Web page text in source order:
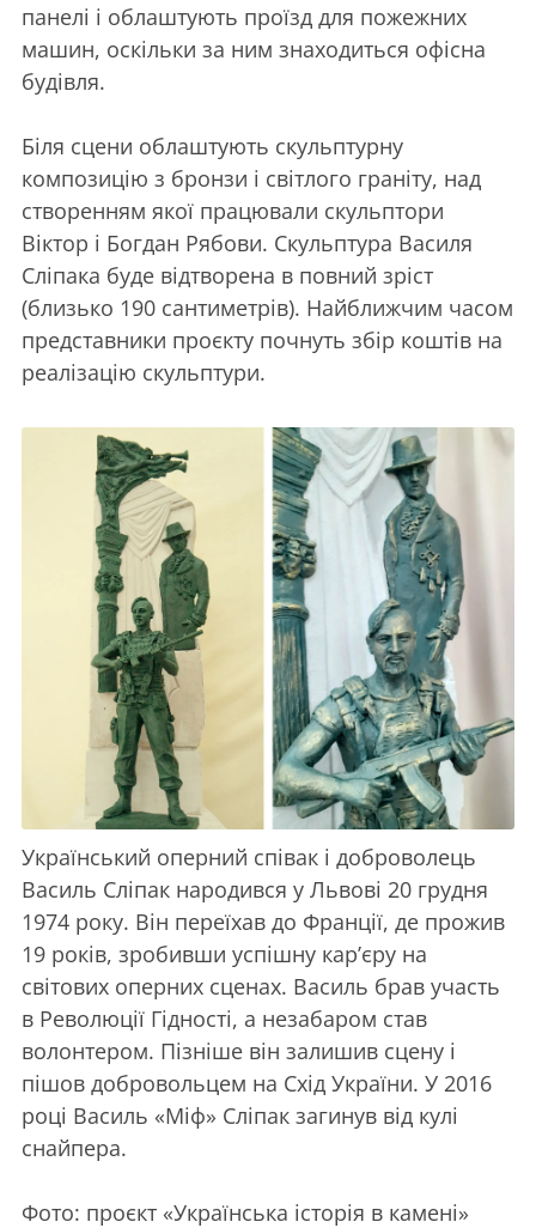
панелі і облаштують проїзд для пожежних
машин, оскільки за ним знаходиться офісна
будівля.
Біля сцени облаштують скульптурну
композицію з бронзи і світлого граніту, над
створенням якої працювали скульптори
Віктор і Богдан Рябови. Скульптура Василя
Сліпака буде відтворена в повний зріст
(близько 190 сантиметрів). Найближчим часом
представники проєкту почнуть збір коштів на
реалізацію скульптури.
Український оперний співак і доброволець
Василь Сліпак народився у Львові 20 грудня
1974 року. Він переїхав до Франції, де прожив
19 років, зробивши успішну кар’єру на
світових оперних сценах. Василь брав участь
в Революції Гідності, а незабаром став
волонтером. Пізніше він залишив сцену і
пішов добровольцем на Схід України. У 2016
році Василь «Міф» Сліпак загинув від кулі
снайпера.
Фото: проєкт «Українська історія в камені»